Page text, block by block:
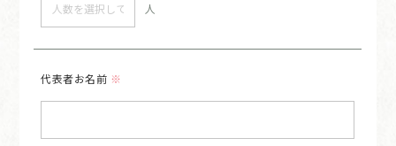
人
代表者お名前 ※